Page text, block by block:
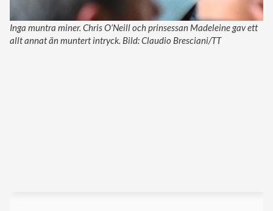
Inga muntra miner. Chris O’Neill och prinsessan Madeleine gav ett
allt annat än muntert intryck. Bild: Claudio Bresciani/TT